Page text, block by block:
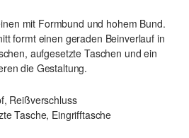
mit Formbund und hohem Bund.
formt einen geraden Beinverlauf in
aufgesetzte Taschen und ein
die Gestaltung.
Reißverschluss
Tasche, Eingrifftasche